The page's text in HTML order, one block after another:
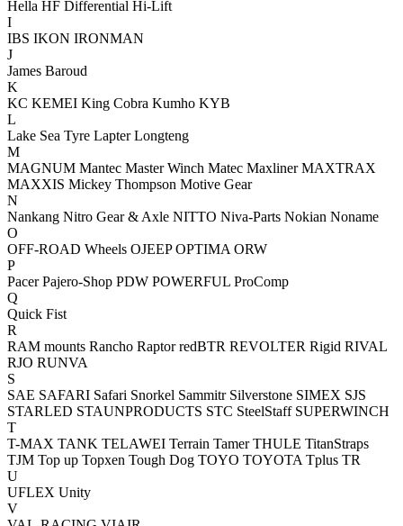
Hella HF Differential Hi-Lift
I
IBS IKON IRONMAN
J
James Baroud
K
KC KEMEI King Cobra Kumho KYB
L
Lake Sea Tyre Lapter Longteng
M
MAGNUM Mantec Master Winch Matec Maxliner MAXTRAX
MAXXIS Mickey Thompson Motive Gear
N
Nankang Nitro Gear & Axle NITTO Niva-Parts Nokian Noname
O
OFF-ROAD Wheels OJEEP OPTIMA ORW
P
Pacer Pajero-Shop PDW POWERFUL ProComp
Q
Quick Fist
R
RAM mounts Rancho Raptor redBTR REVOLTER Rigid RIVAL
RJO RUNVA
S
SAE SAFARI Safari Snorkel Sammitr Silverstone SIMEX SJS
STARLED STAUNPRODUCTS STC SteelStaff SUPERWINCH
T
T-MAX TANK TELAWEI Terrain Tamer THULE TitanStraps
TJM Top up Topxen Tough Dog TOYO TOYOTA Tplus TR
U
UFLEX Unity
V